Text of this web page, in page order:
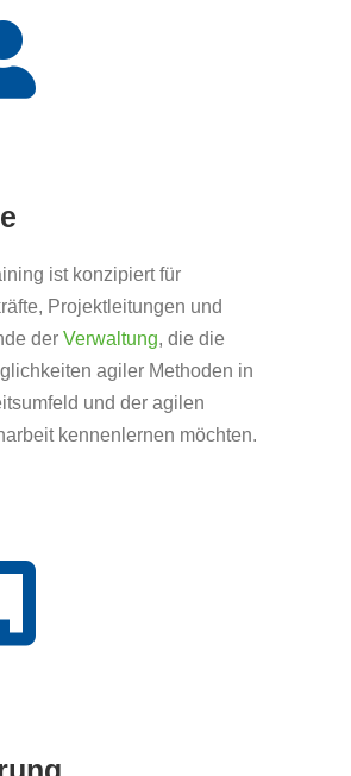
ist konzipiert für
Projektleitungen und
derVerwaltung, die die
agiler Methoden in
und der agilen
kennenlernen möchten.